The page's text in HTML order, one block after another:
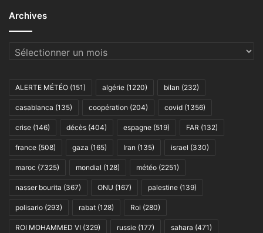
Archives
Archives
ALERTE MÉTÉO (151) algérie (1220) bilan (232)
casablanca (135) coopération (204) covid (1356)
crise (146) décès (404) espagne (519) FAR (132)
france (508) gaza (165) Iran (135) israel (330)
maroc (7325) mondial (128) météo (2251)
nasser bourita (367) ONU (167) palestine (139)
polisario (293) rabat (128) Roi (280)
ROI MOHAMMED VI (329) russie (177) sahara (471)